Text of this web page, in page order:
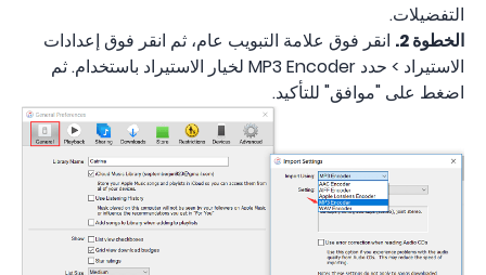
التفضيلات.
الخطوة 2.
انقر فوق علامة التبويب عام، ثم انقر فوق إعدادات
الاستيراد > حدد MP3 Encoder لخيار الاستيراد باستخدام. ثم
اضغط على "موافق" للتأكيد.